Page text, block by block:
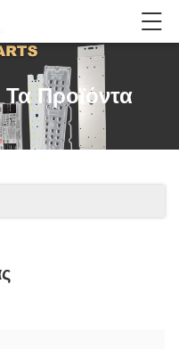
Τα Προϊόντα